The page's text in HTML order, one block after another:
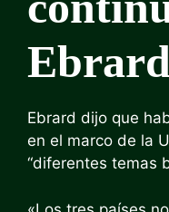
Ebrard dijo que
en el marco de la
“diferentes temas